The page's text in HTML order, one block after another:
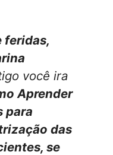
feridas,
você ira
Aprender
para
das
se